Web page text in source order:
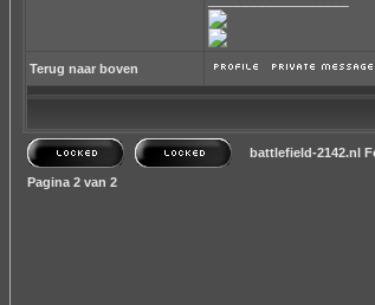
Terug naar boven
battlefield-2142.nl
Pagina 2 van 2